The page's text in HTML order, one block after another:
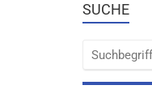
SUCHE